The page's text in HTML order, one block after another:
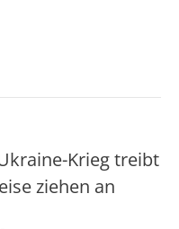
Krieg treibt
ziehen an